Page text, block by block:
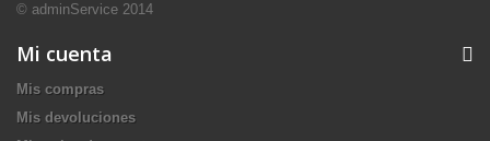
© adminService 2014
Mi cuenta
Mis compras
Mis devoluciones